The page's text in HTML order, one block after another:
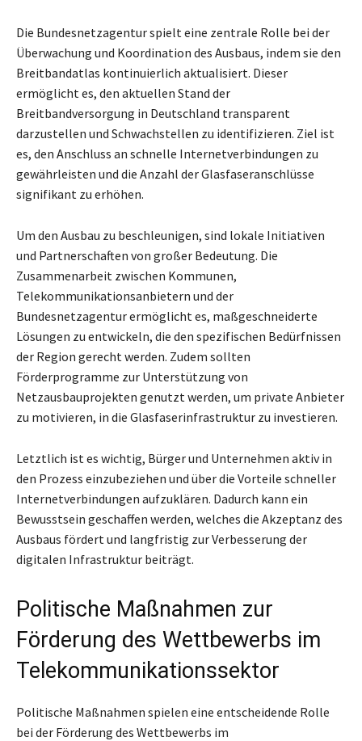
Die Bundesnetzagentur spielt eine zentrale Rolle bei der
Überwachung und Koordination des Ausbaus, indem sie den
Breitbandatlas kontinuierlich aktualisiert. Dieser
ermöglicht es, den aktuellen Stand der
Breitbandversorgung in Deutschland transparent
darzustellen und Schwachstellen zu identifizieren. Ziel ist
es, den Anschluss an schnelle Internetverbindungen zu
gewährleisten und die Anzahl der Glasfaseranschlüsse
signifikant zu erhöhen.
Um den Ausbau zu beschleunigen, sind lokale Initiativen
und Partnerschaften von großer Bedeutung. Die
Zusammenarbeit zwischen Kommunen,
Telekommunikationsanbietern und der
Bundesnetzagentur ermöglicht es, maßgeschneiderte
Lösungen zu entwickeln, die den spezifischen Bedürfnissen
der Region gerecht werden. Zudem sollten
Förderprogramme zur Unterstützung von
Netzausbauprojekten genutzt werden, um private Anbieter
zu motivieren, in die Glasfaserinfrastruktur zu investieren.
Letztlich ist es wichtig, Bürger und Unternehmen aktiv in
den Prozess einzubeziehen und über die Vorteile schneller
Internetverbindungen aufzuklären. Dadurch kann ein
Bewusstsein geschaffen werden, welches die Akzeptanz des
Ausbaus fördert und langfristig zur Verbesserung der
digitalen Infrastruktur beiträgt.
Politische Maßnahmen zur
Förderung des Wettbewerbs im
Telekommunikationssektor
Politische Maßnahmen spielen eine entscheidende Rolle
bei der Förderung des Wettbewerbs im